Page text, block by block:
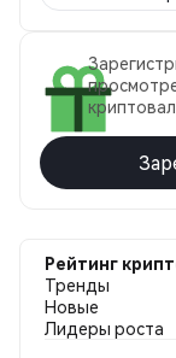
Рейтинг
Тренды
Новые
Лидеры роста